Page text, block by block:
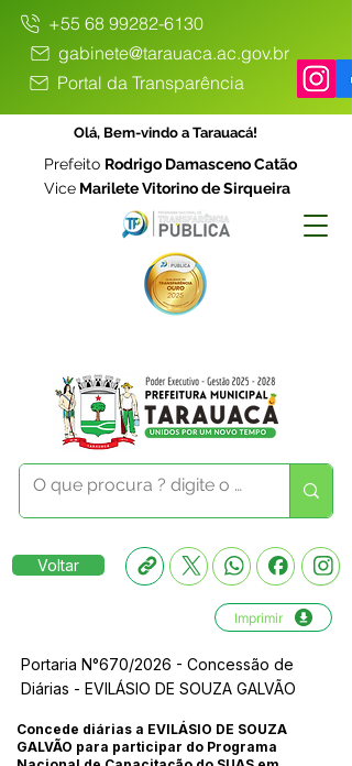
+55 68 99282-6130
gabinete@tarauaca.ac.gov.br
Portal da Transparência
Olá, Bem-vindo a Tarauacá!
Prefeito Rodrigo Damasceno Catão
Vice Marilete Vitorino de Sirqueira
Voltar
Imprimir
Portaria N°670/2026 - Concessão de
Diárias - EVILÁSIO DE SOUZA GALVÃO
Concede diárias a EVILÁSIO DE SOUZA
GALVÃO para participar do Programa